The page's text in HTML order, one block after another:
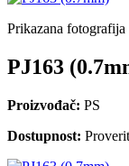
Prikazana
PJ163
Proizvođač: PS
Dostupnost: